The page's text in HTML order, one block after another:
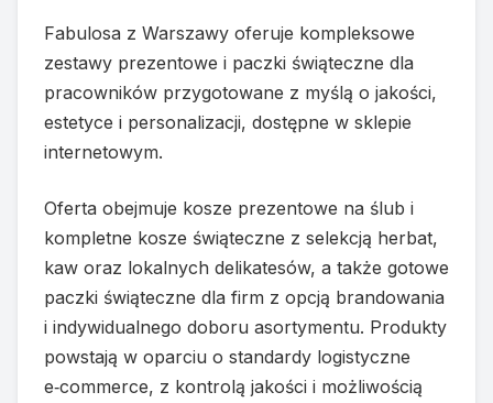
Fabulosa z Warszawy oferuje kompleksowe
zestawy prezentowe i paczki świąteczne dla
pracowników przygotowane z myślą o jakości,
estetyce i personalizacji, dostępne w sklepie
internetowym.
Oferta obejmuje kosze prezentowe na ślub i
kompletne kosze świąteczne z selekcją herbat,
kaw oraz lokalnych delikatesów, a także gotowe
paczki świąteczne dla firm z opcją brandowania
i indywidualnego doboru asortymentu. Produkty
powstają w oparciu o standardy logistyczne
e‑commerce, z kontrolą jakości i możliwością